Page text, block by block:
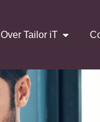
Over Tailor iT